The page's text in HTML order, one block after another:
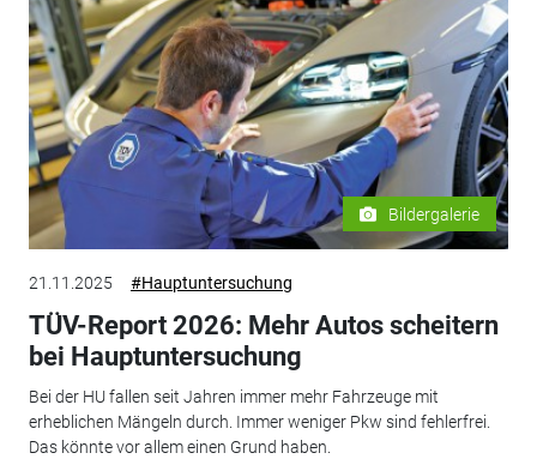
Bildergalerie
21.11.2025 #Hauptuntersuchung
TÜV-Report 2026: Mehr Autos scheitern
bei Hauptuntersuchung
Bei der HU fallen seit Jahren immer mehr Fahrzeuge mit
erheblichen Mängeln durch. Immer weniger Pkw sind fehlerfrei.
Das könnte vor allem einen Grund haben.